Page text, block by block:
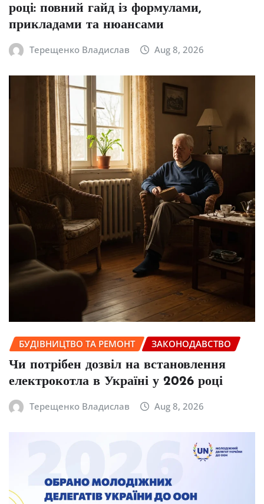
році: повний гайд із формулами,
прикладами та нюансами
Терещенко Владислав Aug 8, 2026
БУДІВНИЦТВО ТА РЕМОНТ ЗАКОНОДАВСТВО
Чи потрібен дозвіл на встановлення
електрокотла в Україні у 2026 році
Терещенко Владислав Aug 8, 2026